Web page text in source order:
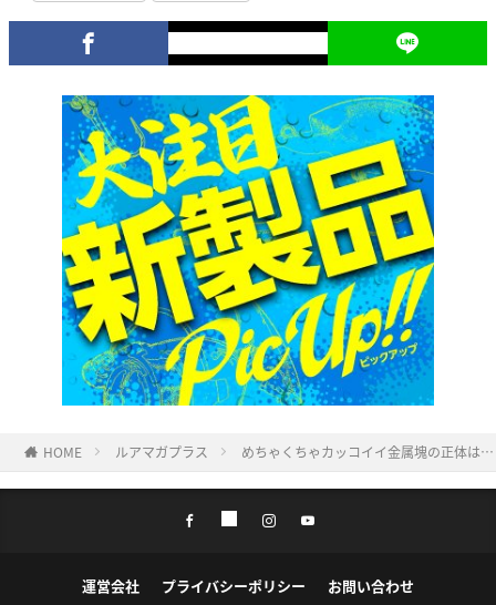
HOME ルアマガプラス めちゃくちゃカッコイイ金属塊の正体は
運営会社 プライバシーポリシー お問い合わせ